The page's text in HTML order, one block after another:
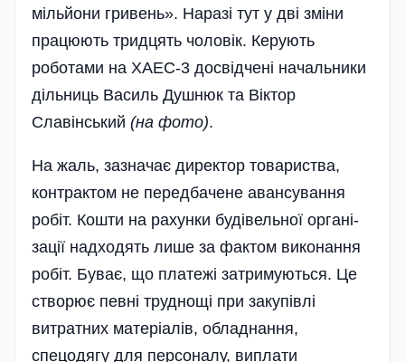
мільйони гривень». Наразі тут у дві зміни
працюють тридцять чоловік. Керують
роботами на ХАЕС-3 досвідчені начальники
дільниць Василь Душнюк та Віктор
Славінський (на фото).
На жаль, зазначає директор товариства,
контрактом не передбачене авансування
робіт. Кошти на рахунки будівельної органі­
зації надходять лише за фактом виконання
робіт. Буває, що платежі затримуються. Це
створює певні труднощі при закупівлі
витратних матеріалів, обладнання,
спецодягу для персоналу, виплати